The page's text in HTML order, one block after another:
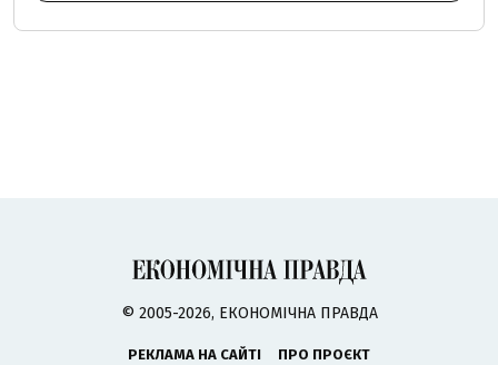
© 2005-2026, ЕКОНОМІЧНА ПРАВДА
РЕКЛАМА НА САЙТІ
ПРО ПРОЄКТ